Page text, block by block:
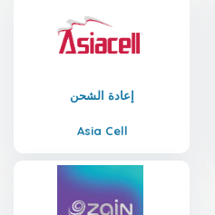
إعادة الشحن
Asia Cell